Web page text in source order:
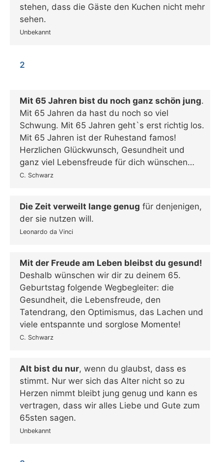
stehen, dass die Gäste den Kuchen nicht mehr
sehen.
Unbekannt
2
Mit 65 Jahren bist du noch ganz schön jung.
Mit 65 Jahren da hast du noch so viel
Schwung. Mit 65 Jahren geht`s erst richtig los.
Mit 65 Jahren ist der Ruhestand famos!
Herzlichen Glückwunsch, Gesundheit und
ganz viel Lebensfreude für dich wünschen…
C. Schwarz
Die Zeit verweilt lange genug für denjenigen,
der sie nutzen will.
Leonardo da Vinci
Mit der Freude am Leben bleibst du gesund!
Deshalb wünschen wir dir zu deinem 65.
Geburtstag folgende Wegbegleiter: die
Gesundheit, die Lebensfreude, den
Tatendrang, den Optimismus, das Lachen und
viele entspannte und sorglose Momente!
C. Schwarz
Alt bist du nur, wenn du glaubst, dass es
stimmt. Nur wer sich das Alter nicht so zu
Herzen nimmt bleibt jung genug und kann es
vertragen, dass wir alles Liebe und Gute zum
65sten sagen.
Unbekannt